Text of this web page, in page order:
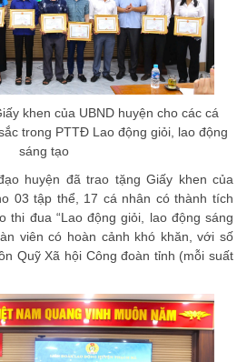
khen của UBND huyện cho các cá
trong PTTĐ Lao động giỏi, lao động
sáng tạo
huyện đã trao tặng Giấy khen của
03 tập thể, 17 cá nhân có thành tích
thi đua “Lao động giỏi, lao động sáng
viên có hoàn cảnh khó khăn, với số
Quỹ Xã hội Công đoàn tỉnh (mỗi suất